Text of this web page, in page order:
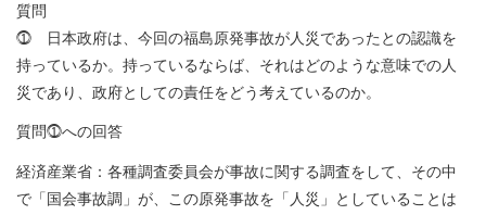
質問
⓵ 日本政府は、今回の福島原発事故が人災であったとの認識を
持っているか。持っているならば、それはどのような意味での人
災であり、政府としての責任をどう考えているのか。
質問⓵への回答
経済産業省：各種調査委員会が事故に関する調査をして、その中
で「国会事故調」が、この原発事故を「人災」としていることは